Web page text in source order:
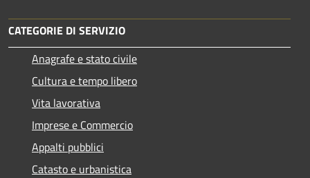
CATEGORIE DI SERVIZIO
Anagrafe e stato civile
Cultura e tempo libero
Vita lavorativa
Imprese e Commercio
Appalti pubblici
Catasto e urbanistica